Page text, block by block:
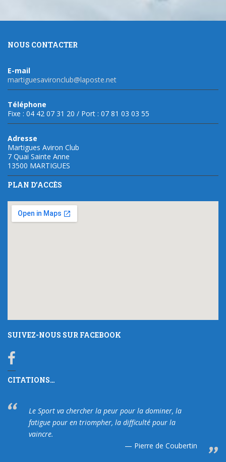
NOUS CONTACTER
E-mail
martiguesavironclub@laposte.net
Téléphone
Fixe : 04 42 07 31 20 / Port : 07 81 03 03 55
Adresse
Martigues Aviron Club
7 Quai Sainte Anne
13500 MARTIGUES
PLAN D’ACCÈS
SUIVEZ-NOUS SUR FACEBOOK
CITATIONS…
Le Sport va chercher la peur pour la dominer, la
fatigue pour en triompher, la difficulté pour la
vaincre.
Pierre de Coubertin